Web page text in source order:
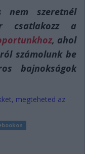
szeretnél
csatlakozz a
, ahol
számolunk be
bajnokságok
megteheted az